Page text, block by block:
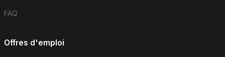
FAQ
Offres d'emploi